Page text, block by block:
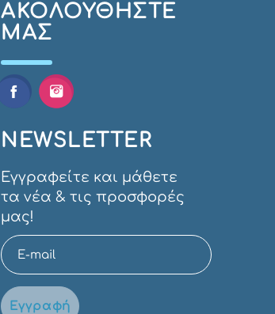
AΚΟΛΟΥΘΉΣΤΕ
ΜΑΣ
NEWSLETTER
Εγγραφείτε και μάθετε
τα νέα & τις προσφορές
μας!
Εγγραφή